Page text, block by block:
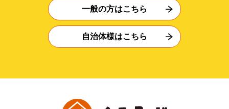
一般の方はこちら
自治体様はこちら